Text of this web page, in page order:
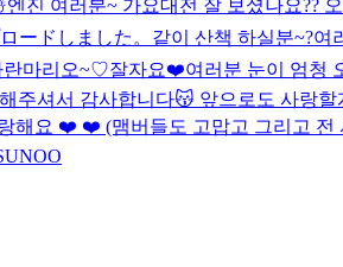
엔진 여러분~ 가요대전 잘 보셨나요??
ードしました。 같이 산책 하실분~?여
란마리오~♡잘자요❤️여러분 눈이 엄청
주셔서 감사합니다😽 앞으로도 사랑할
해요 ❤️ ❤️ (맴버들도 고맙고 그리고 전